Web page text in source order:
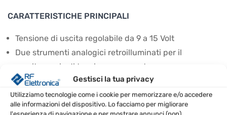
Gestisci la tua privacy
Utilizziamo tecnologie come i cookie per memorizzare e/o accedere
alle informazioni del dispositivo. Lo facciamo per migliorare
CARATTERISTICHE PRINCIPALI
Tensione di uscita regolabile da 9 a 15 Volt
Due strumenti analogici retroilluminati per il
monitoraggio di tensione e corrente
Sicurezze contro surriscaldamento, sovracorrente e
cortocircuiti
Leggero e compatto, pesa solo 2,9 kg